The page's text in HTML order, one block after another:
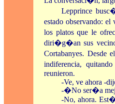
Lepprince
estado observando:
los platos que le
diri�g�an sus
Cortabanyes. Desde
indiferencia,
reunieron.
-Ve, ve ahora -
-�No ser�a
-No, ahora.